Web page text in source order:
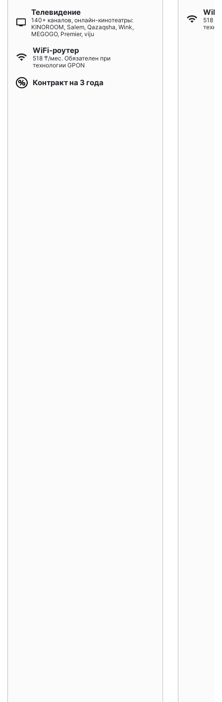
Телевидение
140+ каналов, онлайн-кинотеатры:
KINOROOM, Salem, Qazaqsha, Wink,
MEGOGO, Premier, viju
WiFi-роутер
518 ₸/мес. Обязателен при
технологии GPON
Контракт на 3 года
518